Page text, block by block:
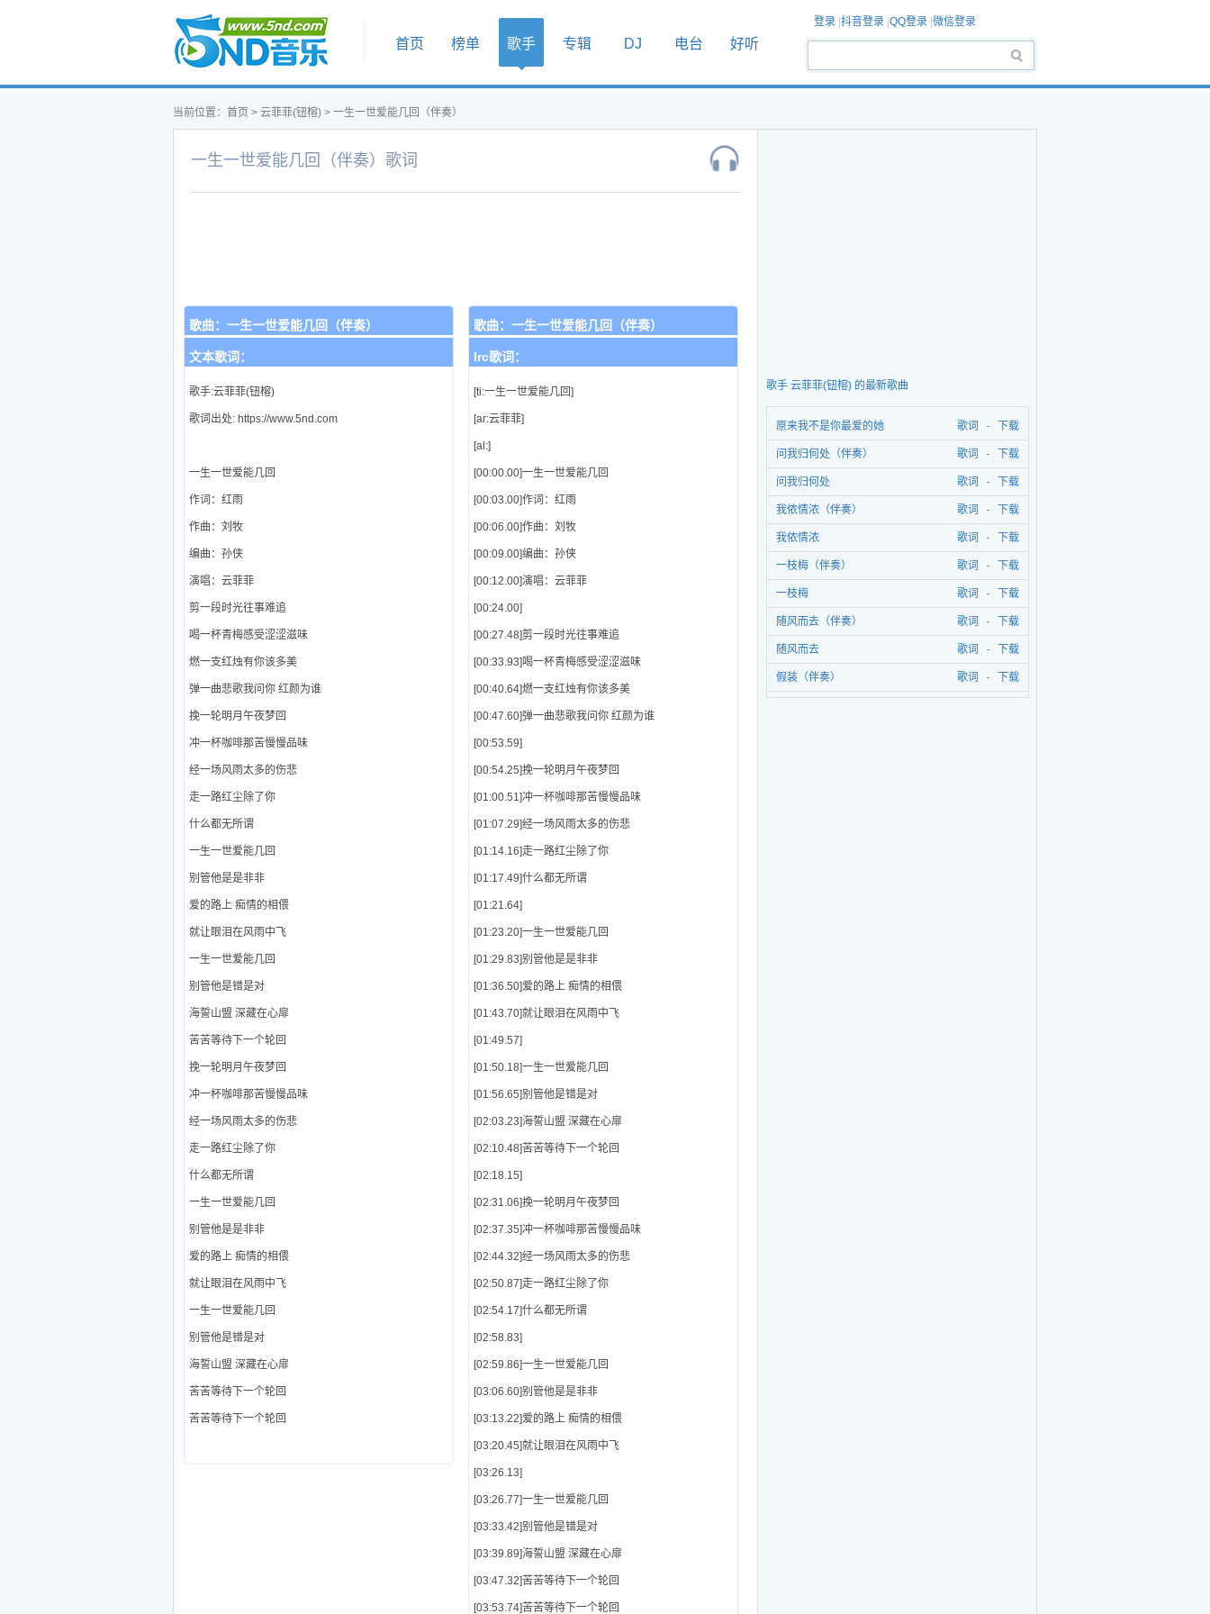
首页
首页 榜单 歌手 专辑 DJ 电台 好听
登录 抖音登录 QQ登录 微信登录
当前位置： 首页 > 云菲菲(钮榕) > 一生一世爱能几回（伴奏）
一生一世爱能几回（伴奏）歌词
歌曲： 一生一世爱能几回（伴奏）
文本歌词：
歌手:云菲菲(钮榕)
歌词出处: https://www.5nd.com
一生一世爱能几回
作词：红雨
作曲：刘牧
编曲：孙侠
演唱：云菲菲
剪一段时光往事难追
喝一杯青梅感受涩涩滋味
燃一支红烛有你该多美
弹一曲悲歌我问你 红颜为谁
挽一轮明月午夜梦回
冲一杯咖啡那苦慢慢品味
经一场风雨太多的伤悲
走一路红尘除了你
什么都无所谓
一生一世爱能几回
别管他是是非非
爱的路上 痴情的相偎
就让眼泪在风雨中飞
一生一世爱能几回
别管他是错是对
海誓山盟 深藏在心扉
苦苦等待下一个轮回
挽一轮明月午夜梦回
冲一杯咖啡那苦慢慢品味
经一场风雨太多的伤悲
走一路红尘除了你
什么都无所谓
一生一世爱能几回
别管他是是非非
爱的路上 痴情的相偎
就让眼泪在风雨中飞
一生一世爱能几回
别管他是错是对
海誓山盟 深藏在心扉
苦苦等待下一个轮回
苦苦等待下一个轮回
歌曲： 一生一世爱能几回（伴奏）
lrc歌词：
[ti:一生一世爱能几回]
[ar:云菲菲]
[al:]
[00:00.00]一生一世爱能几回
[00:03.00]作词：红雨
[00:06.00]作曲：刘牧
[00:09.00]编曲：孙侠
[00:12.00]演唱：云菲菲
[00:24.00]
[00:27.48]剪一段时光往事难追
[00:33.93]喝一杯青梅感受涩涩滋味
[00:40.64]燃一支红烛有你该多美
[00:47.60]弹一曲悲歌我问你 红颜为谁
[00:53.59]
[00:54.25]挽一轮明月午夜梦回
[01:00.51]冲一杯咖啡那苦慢慢品味
[01:07.29]经一场风雨太多的伤悲
[01:14.16]走一路红尘除了你
[01:17.49]什么都无所谓
[01:21.64]
[01:23.20]一生一世爱能几回
[01:29.83]别管他是是非非
[01:36.50]爱的路上 痴情的相偎
[01:43.70]就让眼泪在风雨中飞
[01:49.57]
[01:50.18]一生一世爱能几回
[01:56.65]别管他是错是对
[02:03.23]海誓山盟 深藏在心扉
[02:10.48]苦苦等待下一个轮回
[02:18.15]
[02:31.06]挽一轮明月午夜梦回
[02:37.35]冲一杯咖啡那苦慢慢品味
[02:44.32]经一场风雨太多的伤悲
[02:50.87]走一路红尘除了你
[02:54.17]什么都无所谓
[02:58.83]
[02:59.86]一生一世爱能几回
[03:06.60]别管他是是非非
[03:13.22]爱的路上 痴情的相偎
[03:20.45]就让眼泪在风雨中飞
[03:26.13]
[03:26.77]一生一世爱能几回
[03:33.42]别管他是错是对
[03:39.89]海誓山盟 深藏在心扉
[03:47.32]苦苦等待下一个轮回
[03:53.74]苦苦等待下一个轮回
歌手 云菲菲(钮榕) 的最新歌曲
原来我不是你最爱的她 歌词 - 下载
问我归何处（伴奏） 歌词 - 下载
问我归何处 歌词 - 下载
我侬情浓（伴奏） 歌词 - 下载
我侬情浓 歌词 - 下载
一枝梅（伴奏） 歌词 - 下载
一枝梅 歌词 - 下载
随风而去（伴奏） 歌词 - 下载
随风而去 歌词 - 下载
假装（伴奏） 歌词 - 下载